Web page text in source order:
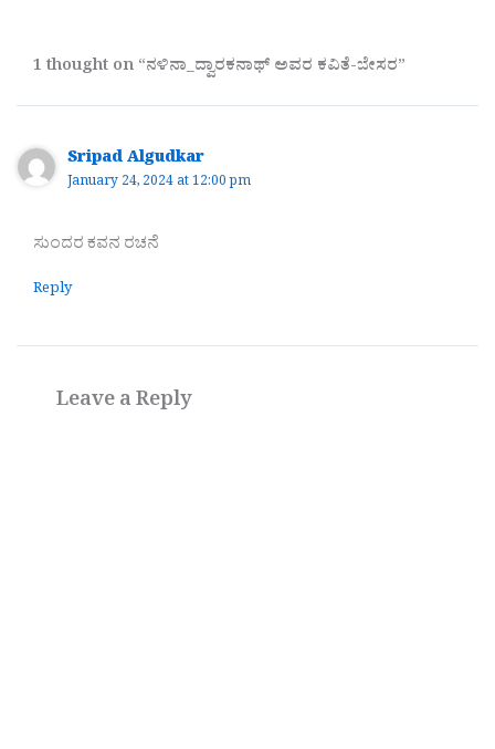
1 thought on “ನಳಿನಾ_ದ್ವಾರಕನಾಥ್ ಅವರ ಕವಿತೆ-ಬೇಸರ”
Sripad Algudkar
January 24, 2024 at 12:00 pm
ಸುಂದರ ಕವನ ರಚನೆ
Reply
Leave a Reply